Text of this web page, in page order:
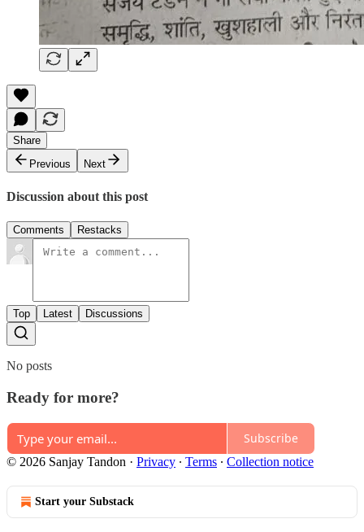
Share
Previous
Next
Discussion about this post
Comments Restacks
Top Latest Discussions
No posts
Ready for more?
Subscribe
© 2026 Sanjay Tandon · Privacy ∙ Terms ∙ Collection notice
Start your Substack